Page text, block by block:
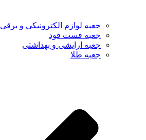
جعبه لوازم الکترونیکی و برقی
جعبه فست فود
جعبه ارایشی و بهداشتی
جعبه طلا